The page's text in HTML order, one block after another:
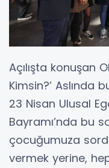
Açılışta konuşan
Kimsin?’ Aslında
23 Nisan Ulusal
Bayramı’nda bu
çocuğumuza
vermek yerine,